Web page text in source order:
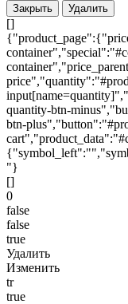
Закрыть Удалить
[]
quantity-btn-
btn-
"}
[]
0
false
false
true
Удалить
Изменить
tr
true